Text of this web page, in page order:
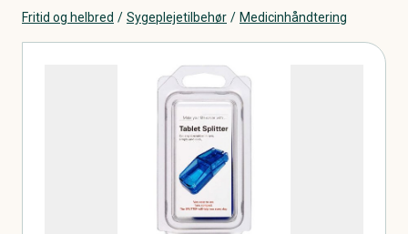
Fritid og helbred / Sygeplejetilbehør / Medicinhåndtering